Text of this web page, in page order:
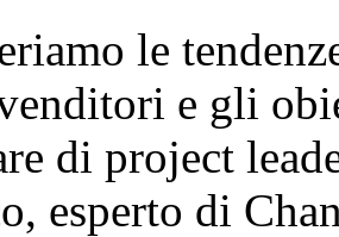
le
e gli
di project
esperto di